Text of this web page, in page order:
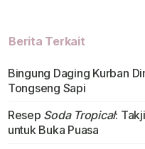
Berita Terkait
Bingung Daging Kurban
Tongseng Sapi
Resep Soda Tropical:
untuk Buka Puasa